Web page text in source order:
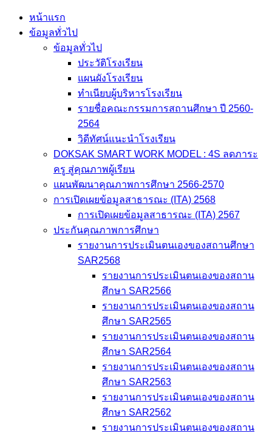
Skip
หน้าแรก
ข้อมูลทั่วไป
ข้อมูลทั่วไป
ประวัติโรงเรียน
แผนผังโรงเรียน
ทำเนียบผู้บริหารโรงเรียน
รายชื่อคณะกรรมการสถานศึกษา ปี 2560-
2564
วิดีทัศน์แนะนำโรงเรียน
DOKSAK SMART WORK MODEL : 4S ลดภาระ
ครู สู่คุณภาพผู้เรียน
แผนพัฒนาคุณภาพการศึกษา 2566-2570
การเปิดเผยข้อมูลสาธารณะ (ITA) 2568
การเปิดเผยข้อมูลสาธารณะ (ITA) 2567
ประกันคุณภาพการศึกษา
รายงานการประเมินตนเองของสถานศึกษา
SAR2568
รายงานการประเมินตนเองของสถาน
ศึกษา SAR2566
รายงานการประเมินตนเองของสถาน
ศึกษา SAR2565
รายงานการประเมินตนเองของสถาน
ศึกษา SAR2564
รายงานการประเมินตนเองของสถาน
ศึกษา SAR2563
รายงานการประเมินตนเองของสถาน
ศึกษา SAR2562
รายงานการประเมินตนเองของสถาน